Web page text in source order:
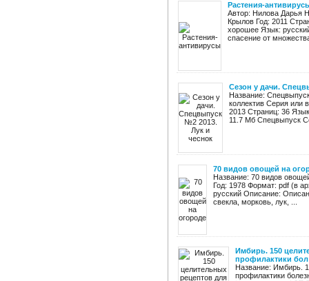
Растения-
Автор: Нилова Дарья
Крылов Год: 2011
хорошее Язык:
спасение от
Сезон у дачи.
Название:
коллектив Серия или
2013 Страниц: 36
11.7 Мб Спецвыпуск
70 видов овощей на
Название: 70 видов
Год: 1978 Формат: pdf (в
русский Описание:
свекла, морковь, лук, ...
Имбирь. 150
профилактики бол
Название: Имбирь.
профилактики